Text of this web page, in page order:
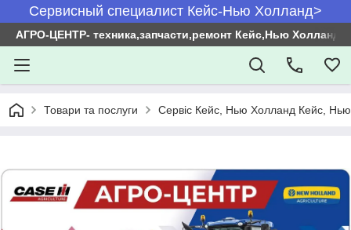
Сервисный специалист Кейс-Нью Холланд>
АГРО-ЦЕНТР- техника,запчасти,ремонт Кейс,Нью Холланд
Товари та послуги Сервіс Кейс, Нью Холланд Кейс,